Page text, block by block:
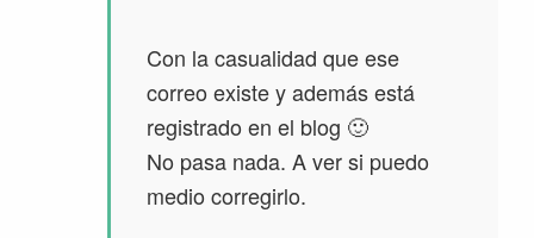
Con la casualidad que ese
correo existe y además está
registrado en el blog 🙂
No pasa nada. A ver si puedo
medio corregirlo.